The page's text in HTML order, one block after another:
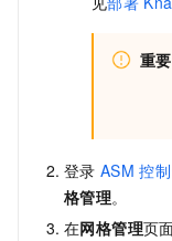
重要
登录 ASM 控
格管理。
在网格管理页